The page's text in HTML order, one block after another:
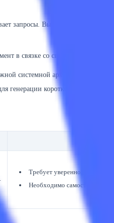
запросы. Вы можете
в связке со свежими модлями:
системной архитектурой,
генерации коротких скриптов,
Требует уверенного
Необходимо